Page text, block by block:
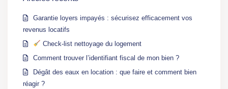
Garantie loyers impayés : sécurisez efficacement vos
revenus locatifs
Check-list nettoyage du logement
Comment trouver l’identifiant fiscal de mon bien ?
Dégât des eaux en location : que faire et comment bien
réagir ?